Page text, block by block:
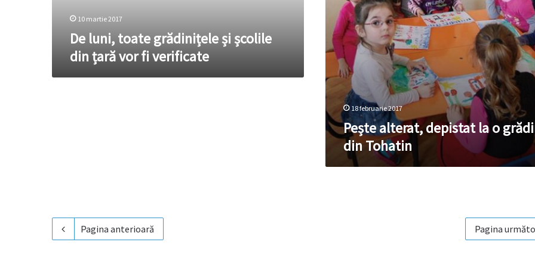
10 martie 2017
De luni, toate grădinițele și școlile
din țară vor fi verificate
18 februarie 2017
Pește alterat, depistat la o
din Tohatin
Pagina anterioară Pagina